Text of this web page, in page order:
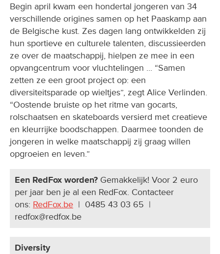
Begin april kwam een hondertal jongeren van 34
verschillende origines samen op het Paaskamp aan
de Belgische kust. Zes dagen lang ontwikkelden zij
hun sportieve en culturele talenten, discussieerden
ze over de maatschappij, hielpen ze mee in een
opvangcentrum voor vluchtelingen ... “Samen
zetten ze een groot project op: een
diversiteitsparade op wieltjes”, zegt Alice Verlinden.
“Oostende bruiste op het ritme van gocarts,
rolschaatsen en skateboards versierd met creatieve
en kleurrijke boodschappen. Daarmee toonden de
jongeren in welke maatschappij zij graag willen
opgroeien en leven.”
Een RedFox worden? Gemakkelijk! Voor 2 euro
per jaar ben je al een RedFox. Contacteer
ons: RedFox.be | 0485 43 03 65 |
redfox@redfox.be
Diversity